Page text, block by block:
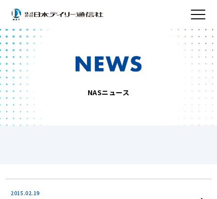
NASニュース
2015.02.19